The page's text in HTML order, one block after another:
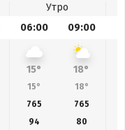
Утро
06:00 09:00
15° 18°
15° 18°
765 765
94
80